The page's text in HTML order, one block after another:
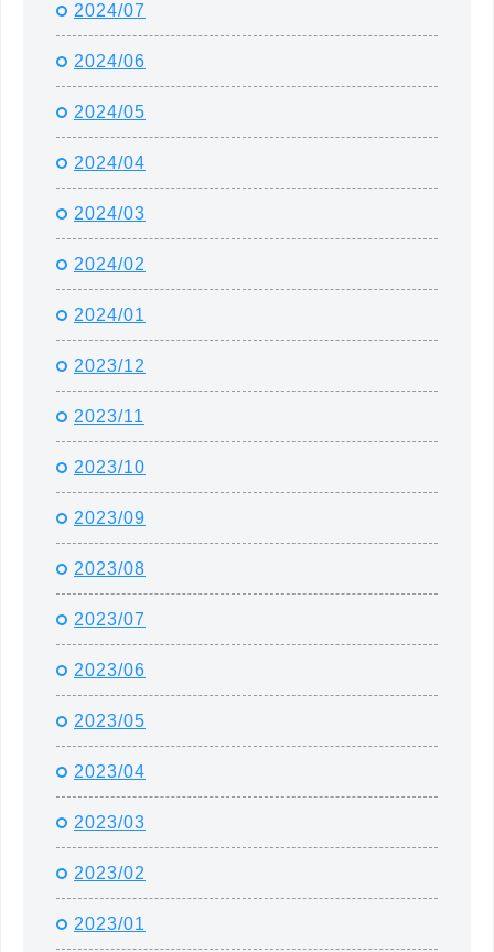
2024/07
2024/06
2024/05
2024/04
2024/03
2024/02
2024/01
2023/12
2023/11
2023/10
2023/09
2023/08
2023/07
2023/06
2023/05
2023/04
2023/03
2023/02
2023/01